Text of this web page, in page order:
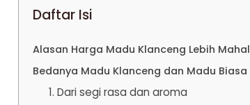
Daftar Isi
Alasan Harga Madu Klanceng Lebih Mahal
Bedanya Madu Klanceng dan Madu Biasa
1. Dari segi rasa dan aroma